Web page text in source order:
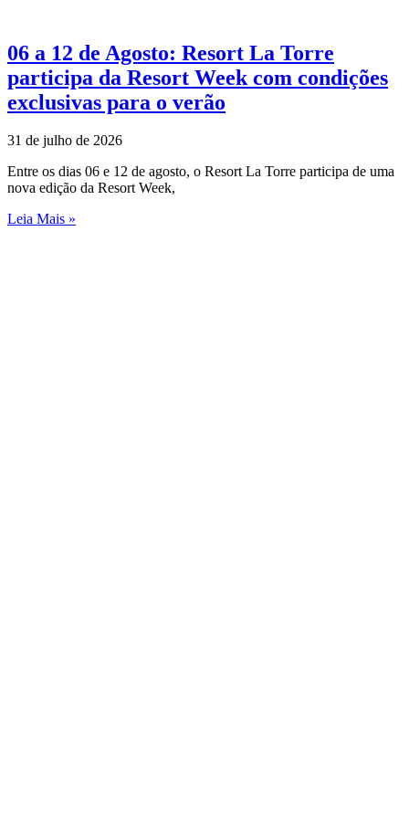
06 a 12 de Agosto: Resort La Torre
participa da Resort Week com condições
exclusivas para o verão
31 de julho de 2026
Entre os dias 06 e 12 de agosto, o Resort La Torre participa de uma
nova edição da Resort Week,
Leia Mais »